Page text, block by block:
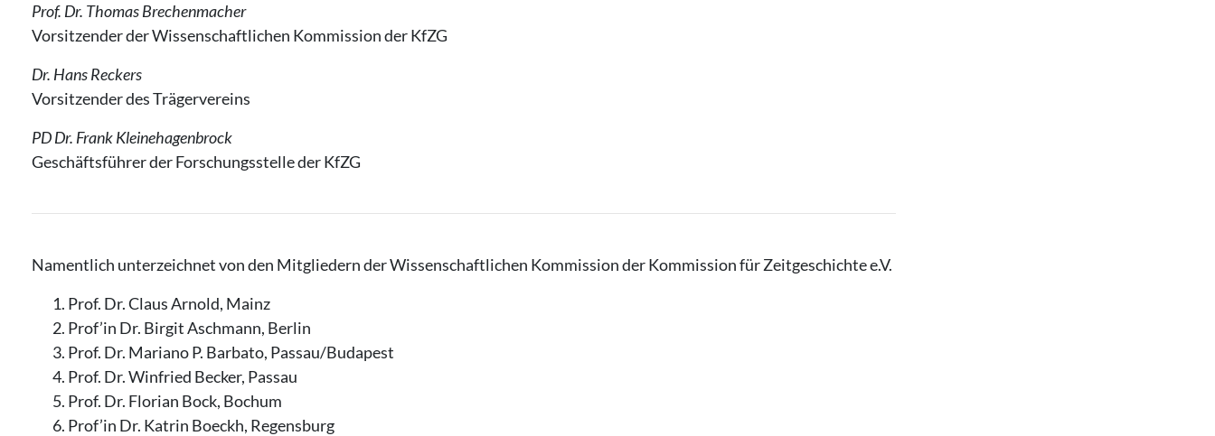
Prof. Dr. Thomas Brechenmacher
Vorsitzender der Wissenschaftlichen Kommission der KfZG
Dr. Hans Reckers
Vorsitzender des Trägervereins
PD Dr. Frank Kleinehagenbrock
Geschäftsführer der Forschungsstelle der KfZG
Namentlich unterzeichnet von den Mitgliedern der Wissenschaftlichen Kommission der Kommission für Zeitgeschichte e.V.
Prof. Dr. Claus Arnold, Mainz
Prof’in Dr. Birgit Aschmann, Berlin
Prof. Dr. Mariano P. Barbato, Passau/Budapest
Prof. Dr. Winfried Becker, Passau
Prof. Dr. Florian Bock, Bochum
Prof’in Dr. Katrin Boeckh, Regensburg